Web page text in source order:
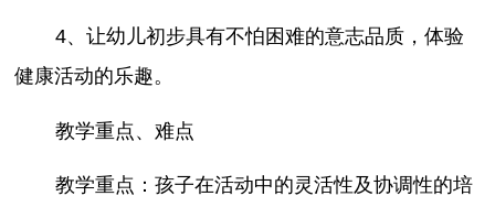
4、让幼儿初步具有不怕困难的意志品质，体验
健康活动的乐趣。
教学重点、难点
教学重点：孩子在活动中的灵活性及协调性的培